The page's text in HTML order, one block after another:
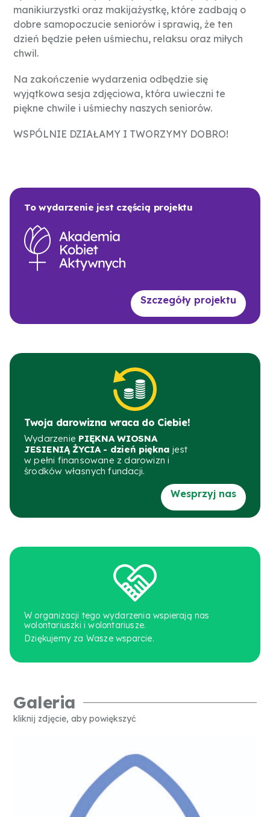
manikiurzystki oraz makijażystkę, które zadbają o
dobre samopoczucie seniorów i sprawią, że ten
dzień będzie pełen uśmiechu, relaksu oraz miłych
chwil.
Na zakończenie wydarzenia odbędzie się
wyjątkowa sesja zdjęciowa, która uwieczni te
piękne chwile i uśmiechy naszych seniorów.
WSPÓLNIE DZIAŁAMY I TWORZYMY DOBRO!
To wydarzenie jest częścią projektu
Szczegóły projektu
Twoja darowizna wraca do Ciebie!
Wydarzenie PIĘKNA WIOSNA
JESIENIĄ ŻYCIA - dzień piękna jest
w pełni finansowane z darowizn i
środków własnych fundacji.
Wesprzyj nas
W organizacji tego wydarzenia wspierają nas
wolontariuszki i wolontariusze.
Dziękujemy za Wasze wsparcie.
Galeria
kliknij zdjęcie, aby powiększyć